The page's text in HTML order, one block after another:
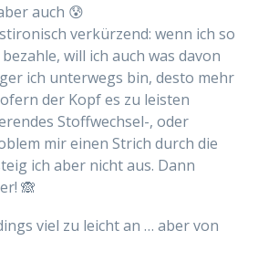
auch 😰
verkürzend: wenn ich so
will ich auch was davon
ich unterwegs bin, desto mehr
der Kopf es zu leisten
Stoffwechsel-, oder
mir einen Strich durch die
ich aber nicht aus. Dann
🙈
viel zu leicht an … aber von